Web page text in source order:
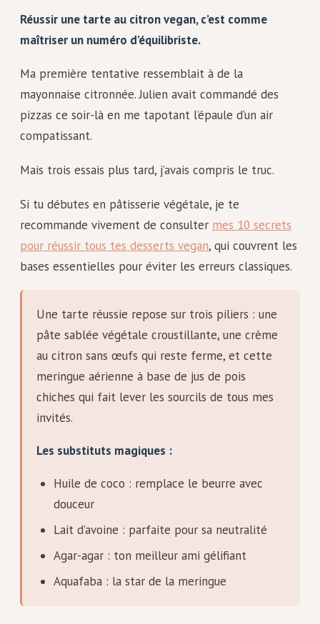
Réussir une tarte au citron vegan, c’est comme
maîtriser un numéro d’équilibriste.
Ma première tentative ressemblait à de la
mayonnaise citronnée. Julien avait commandé des
pizzas ce soir-là en me tapotant l’épaule d’un air
compatissant.
Mais trois essais plus tard, j’avais compris le truc.
Si tu débutes en pâtisserie végétale, je te
recommande vivement de consulter mes 10 secrets
pour réussir tous tes desserts vegan, qui couvrent les
bases essentielles pour éviter les erreurs classiques.
Une tarte réussie repose sur trois piliers : une
pâte sablée végétale croustillante, une crème
au citron sans œufs qui reste ferme, et cette
meringue aérienne à base de jus de pois
chiches qui fait lever les sourcils de tous mes
invités.
Les substituts magiques :
Huile de coco : remplace le beurre avec
douceur
Lait d’avoine : parfaite pour sa neutralité
Agar-agar : ton meilleur ami gélifiant
Aquafaba : la star de la meringue